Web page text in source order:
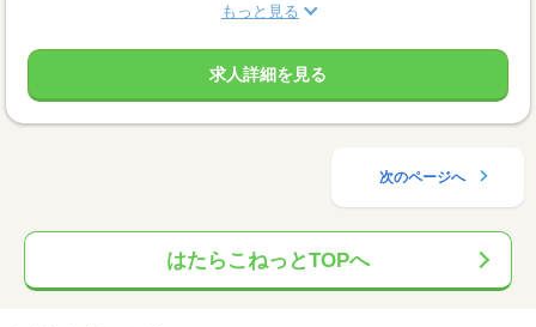
もっと見る
求人詳細を見る
次のページへ
はたらこねっとTOPへ